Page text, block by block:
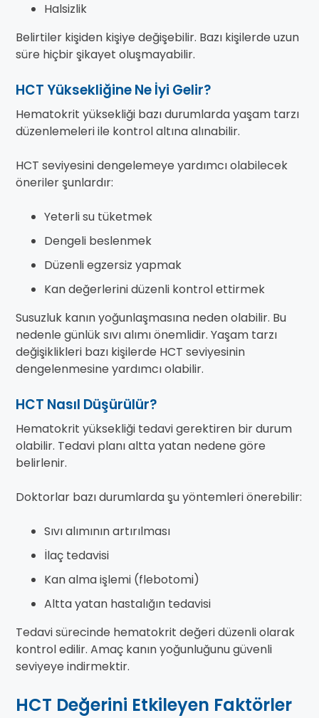
Halsizlik
Belirtiler kişiden kişiye değişebilir. Bazı kişilerde uzun
süre hiçbir şikayet oluşmayabilir.
HCT Yüksekliğine Ne İyi Gelir?
Hematokrit yüksekliği bazı durumlarda yaşam tarzı
düzenlemeleri ile kontrol altına alınabilir.
HCT seviyesini dengelemeye yardımcı olabilecek
öneriler şunlardır:
Yeterli su tüketmek
Dengeli beslenmek
Düzenli egzersiz yapmak
Kan değerlerini düzenli kontrol ettirmek
Susuzluk kanın yoğunlaşmasına neden olabilir. Bu
nedenle günlük sıvı alımı önemlidir. Yaşam tarzı
değişiklikleri bazı kişilerde HCT seviyesinin
dengelenmesine yardımcı olabilir.
HCT Nasıl Düşürülür?
Hematokrit yüksekliği tedavi gerektiren bir durum
olabilir. Tedavi planı altta yatan nedene göre
belirlenir.
Doktorlar bazı durumlarda şu yöntemleri önerebilir:
Sıvı alımının artırılması
İlaç tedavisi
Kan alma işlemi (flebotomi)
Altta yatan hastalığın tedavisi
Tedavi sürecinde hematokrit değeri düzenli olarak
kontrol edilir. Amaç kanın yoğunluğunu güvenli
seviyeye indirmektir.
HCT Değerini Etkileyen Faktörler